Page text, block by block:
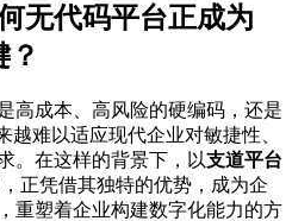
无代码平台正成为
高成本、高风险的硬编码，还是
越难以适应现代企业对敏捷性、
。在这样的背景下，以支道平台
正凭借其独特的优势，成为企
重塑着企业构建数字化能力的方